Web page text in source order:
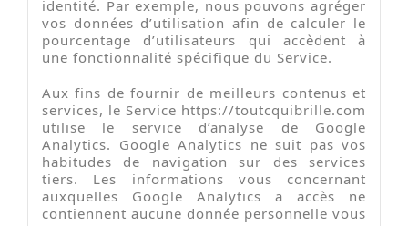
identité. Par exemple, nous pouvons agréger
vos données d’utilisation afin de calculer le
pourcentage d’utilisateurs qui accèdent à
une fonctionnalité spécifique du Service.
Aux fins de fournir de meilleurs contenus et
services, le Service https://toutcquibrille.com
utilise le service d’analyse de Google
Analytics. Google Analytics ne suit pas vos
habitudes de navigation sur des services
tiers. Les informations vous concernant
auxquelles Google Analytics a accès ne
contiennent aucune donnée personnelle vous